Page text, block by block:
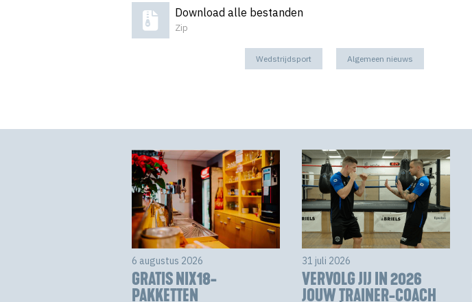
Download alle bestanden
Zip
Wedstrijdsport Algemeen nieuws
6 augustus 2026
GRATIS NIX18-
PAKKETTEN
31 juli 2026
VERVOLG JIJ IN 2026
JOUW TRAINER-COACH